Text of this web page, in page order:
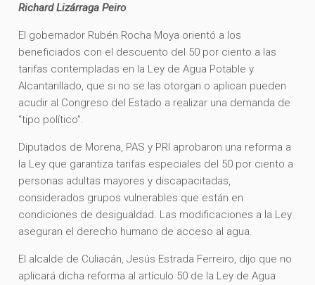
Richard Lizárraga Peiro
El gobernador Rubén Rocha Moya orientó a los
beneficiados con el descuento del 50 por ciento a las
tarifas contempladas en la Ley de Agua Potable y
Alcantarillado, que si no se las otorgan o aplican pueden
acudir al Congreso del Estado a realizar una demanda de
“tipo político”.
Diputados de Morena, PAS y PRI aprobaron una reforma a
la Ley que garantiza tarifas especiales del 50 por ciento a
personas adultas mayores y discapacitadas,
considerados grupos vulnerables que están en
condiciones de desigualdad. Las modificaciones a la Ley
aseguran el derecho humano de acceso al agua.
El alcalde de Culiacán, Jesús Estrada Ferreiro, dijo que no
aplicará dicha reforma al artículo 50 de la Ley de Agua